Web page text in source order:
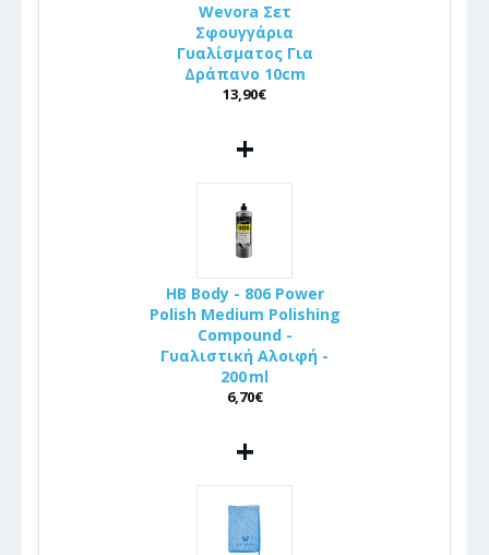
Wevora Σετ
Σφουγγάρια
Γυαλίσματος Για
Δράπανο 10cm
13,90€
+
HB Body - 806 Power
Polish Medium Polishing
Compound -
Γυαλιστική Αλοιφή -
200 ml
6,70€
+